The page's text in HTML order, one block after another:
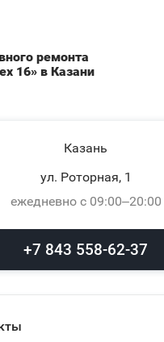
ремонта
16» в Казани
Казань
ул. Роторная, 1
ежедневно с 09:00–20:00
+7 843 558-62-37